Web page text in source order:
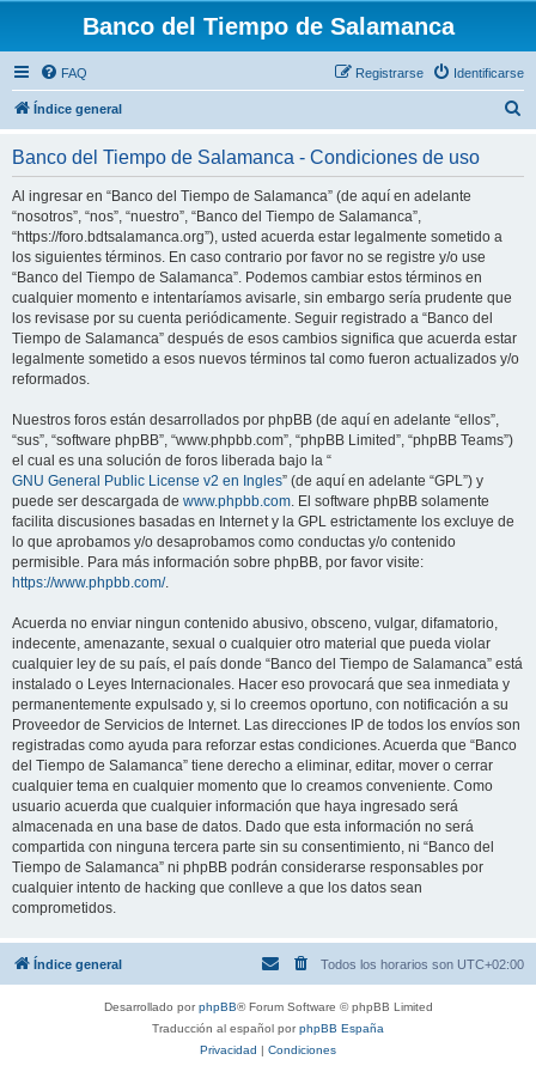
Banco del Tiempo de Salamanca
FAQ Identificarse
Registrarse
Índice general
Banco del Tiempo de Salamanca - Condiciones de uso
Al ingresar en “Banco del Tiempo de Salamanca” (de aquí en adelante
“nosotros”, “nos”, “nuestro”, “Banco del Tiempo de Salamanca”,
“https://foro.bdtsalamanca.org”), usted acuerda estar legalmente sometido a
los siguientes términos. En caso contrario por favor no se registre y/o use
“Banco del Tiempo de Salamanca”. Podemos cambiar estos términos en
cualquier momento e intentaríamos avisarle, sin embargo sería prudente que
los revisase por su cuenta periódicamente. Seguir registrado a “Banco del
Tiempo de Salamanca” después de esos cambios significa que acuerda estar
legalmente sometido a esos nuevos términos tal como fueron actualizados y/o
reformados.
Nuestros foros están desarrollados por phpBB (de aquí en adelante “ellos”,
“sus”, “software phpBB”, “www.phpbb.com”, “phpBB Limited”, “phpBB Teams”)
el cual es una solución de foros liberada bajo la “
GNU General Public License v2 en Ingles” (de aquí en adelante “GPL”) y
puede ser descargada de www.phpbb.com. El software phpBB solamente
facilita discusiones basadas en Internet y la GPL estrictamente los excluye de
lo que aprobamos y/o desaprobamos como conductas y/o contenido
permisible. Para más información sobre phpBB, por favor visite:
https://www.phpbb.com/.
Acuerda no enviar ningun contenido abusivo, obsceno, vulgar, difamatorio,
indecente, amenazante, sexual o cualquier otro material que pueda violar
cualquier ley de su país, el país donde “Banco del Tiempo de Salamanca” está
instalado o Leyes Internacionales. Hacer eso provocará que sea inmediata y
permanentemente expulsado y, si lo creemos oportuno, con notificación a su
Proveedor de Servicios de Internet. Las direcciones IP de todos los envíos son
registradas como ayuda para reforzar estas condiciones. Acuerda que “Banco
del Tiempo de Salamanca” tiene derecho a eliminar, editar, mover o cerrar
cualquier tema en cualquier momento que lo creamos conveniente. Como
usuario acuerda que cualquier información que haya ingresado será
almacenada en una base de datos. Dado que esta información no será
compartida con ninguna tercera parte sin su consentimiento, ni “Banco del
Tiempo de Salamanca” ni phpBB podrán considerarse responsables por
cualquier intento de hacking que conlleve a que los datos sean
comprometidos.
Índice general Todos los horarios son UTC+02:00
Desarrollado porphpBB® Forum Software © phpBB Limited
Traducción al español porphpBB España
Privacidad | Condiciones